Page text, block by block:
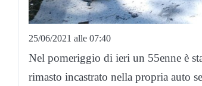
25/06/2021 alle 07:40
Nel pomeriggio di ieri un 55enne è
rimasto incastrato nella propria auto